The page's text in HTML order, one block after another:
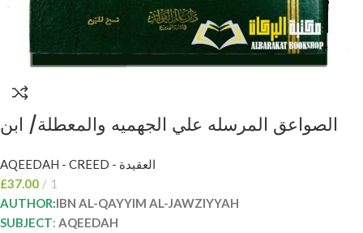
الصواعق المرسله علي الجهميه والمعطلة/ ابن
SAWAIQ AL-MURSALAH
AQEEDAH - CREED - العقيدة
£37.00
1
AUTHOR:IBN AL-QAYYIM AL-JAWZIYYAH
SUBJECT: AQEEDAH